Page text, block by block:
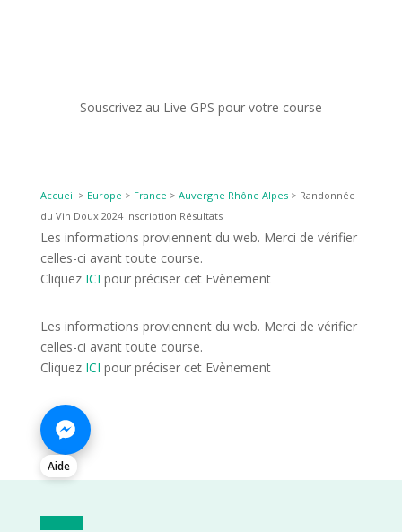
Souscrivez au Live GPS pour votre course
Accueil > Europe > France > Auvergne Rhône Alpes> Randonnée
du Vin Doux 2024 Inscription Résultats
Les informations proviennent du web. Merci de vérifier
celles-ci avant toute course.
Cliquez ICI pour préciser cet Evènement
Les informations proviennent du web. Merci de vérifier
celles-ci avant toute course.
Cliquez ICI pour préciser cet Evènement
Aide